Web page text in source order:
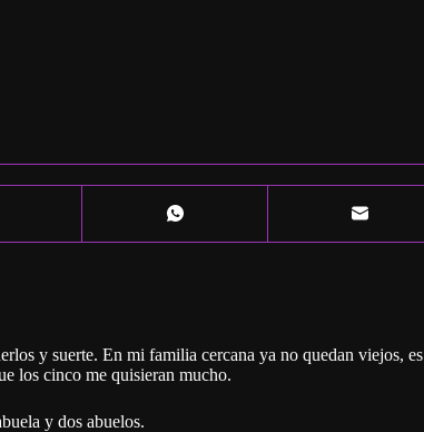
y suerte. En mi familia cercana ya no quedan viejos, es
los cinco me quisieran mucho.
y dos abuelos.